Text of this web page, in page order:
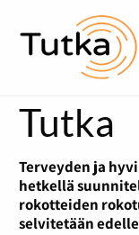
Tutka
Terveyden ja
hetkellä
rokotteiden
selvitetään